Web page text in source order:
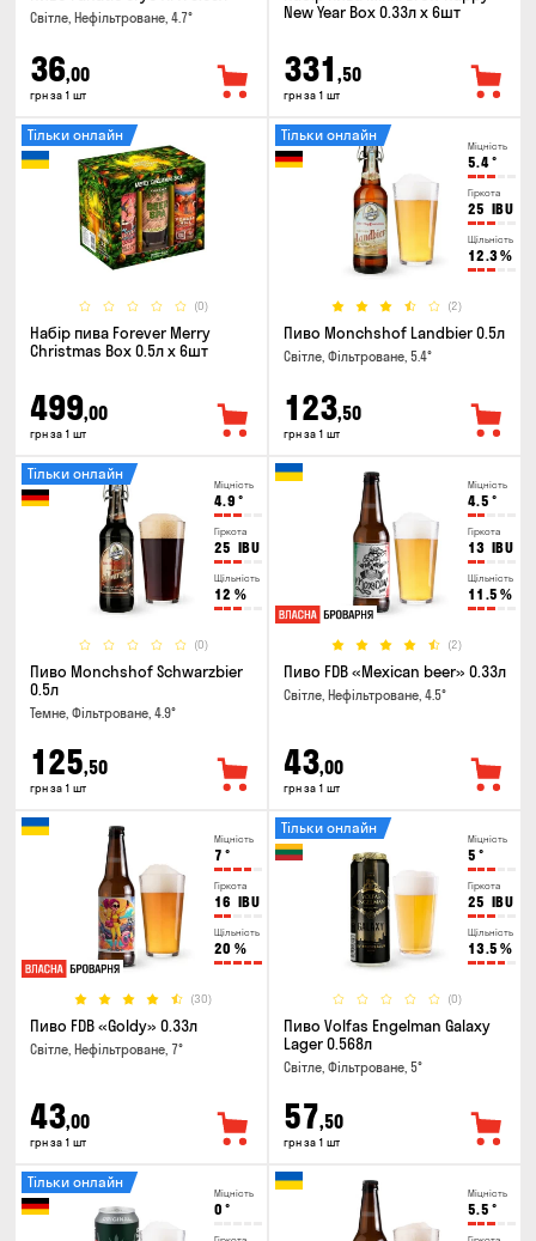
Світле, Нефільтроване, 4.7°
36,00
грн за 1 шт
New Year Box 0.33л x 6шт
331 ,50
грн за 1 шт
(0)
Тільки онлайн
Набір пива Forever Merry
Christmas Box 0.5л x 6шт
499,00
грн за 1 шт
Міцність
5.4°
Гіркота
25 IBU
Щільність
12.3%
(2)
Тільки онлайн
Пиво Monchshof Landbier 0.5л
Світле, Фільтроване, 5.4°
123,50
грн за 1 шт
Міцність
4.9 °
Гіркота
25 IBU
Щільність
12 %
(0)
Тільки онлайн
Пиво Monchshof Schwarzbier
0.5л
Темне, Фільтроване, 4.9°
125,50
грн за 1 шт
Міцність
4.5 °
Гіркота
13 IBU
Щільність
11.5 %
(2)
Пиво FDB «Mexican beer» 0.33л
Світле, Нефільтроване, 4.5°
43,00
грн за 1 шт
Міцність
7 °
Гіркота
16 IBU
Щільність
20 %
(30)
Пиво FDB «Goldy» 0.33л
Світле, Нефільтроване, 7°
43,00
грн за 1 шт
Міцність
5 °
Гіркота
25 IBU
Щільність
13.5 %
(0)
Тільки онлайн
Пиво Volfas Engelman Galaxy
Lager 0.568л
Світле, Фільтроване, 5°
57,50
грн за 1 шт
Міцність
0 °
Тільки онлайн
Міцність
5.5 °